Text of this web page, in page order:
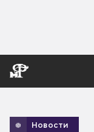
Новости